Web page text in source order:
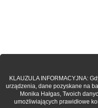
KLAUZULA INFORMACYJNA:
urządzenia, dane pozyskane na
Monika Hałgas, Twoich
umożliwiających prawidłowe